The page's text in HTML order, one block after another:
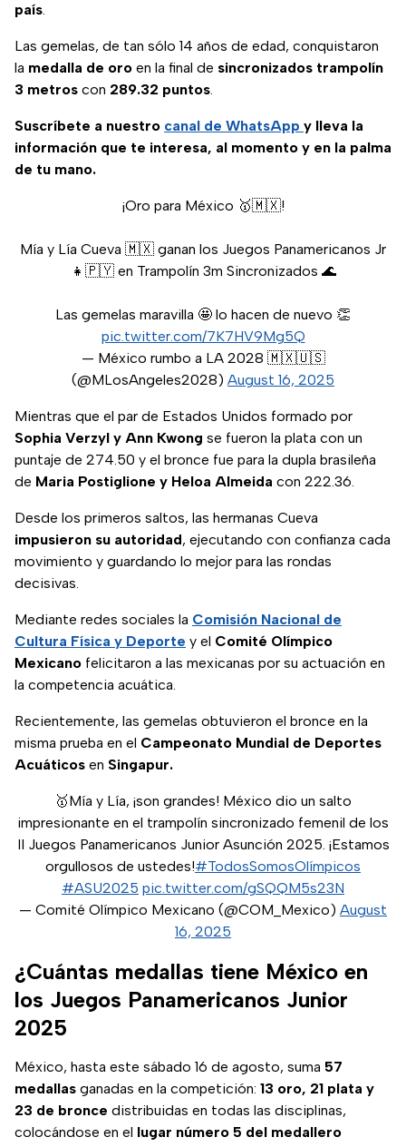
país.
Las gemelas, de tan sólo 14 años de edad, conquistaron
la medalla de oro en la final de sincronizados trampolín
3 metros con 289.32 puntos.
Suscríbete a nuestro canal de WhatsApp y lleva la
información que te interesa, al momento y en la palma
de tu mano.
¡Oro para México 🥇🇲🇽!
Mía y Lía Cueva 🇲🇽 ganan los Juegos Panamericanos Jr
👧🇵🇾 en Trampolín 3m Sincronizados 🌊
Las gemelas maravilla 🤩 lo hacen de nuevo 👏
pic.twitter.com/7K7HV9Mg5Q
— México rumbo a LA 2028 🇲🇽🇺🇸
(@MLosAngeles2028) August 16, 2025
Mientras que el par de Estados Unidos formado por
Sophia Verzyl y Ann Kwong se fueron la plata con un
puntaje de 274.50 y el bronce fue para la dupla brasileña
de Maria Postiglione y Heloa Almeida con 222.36.
Desde los primeros saltos, las hermanas Cueva
impusieron su autoridad, ejecutando con confianza cada
movimiento y guardando lo mejor para las rondas
decisivas.
Mediante redes sociales la Comisión Nacional de
Cultura Física y Deporte y el Comité Olímpico
Mexicano felicitaron a las mexicanas por su actuación en
la competencia acuática.
Recientemente, las gemelas obtuvieron el bronce en la
misma prueba en el Campeonato Mundial de Deportes
Acuáticos en Singapur.
🥇Mía y Lía, ¡son grandes! México dio un salto
impresionante en el trampolín sincronizado femenil de los
II Juegos Panamericanos Junior Asunción 2025. ¡Estamos
orgullosos de ustedes!#TodosSomosOlímpicos
#ASU2025 pic.twitter.com/gSQQM5s23N
— Comité Olímpico Mexicano (@COM_Mexico) August
16, 2025
¿Cuántas medallas tiene México en
los Juegos Panamericanos Junior
2025
México, hasta este sábado 16 de agosto, suma 57
medallas ganadas en la competición: 13 oro, 21 plata y
23 de bronce distribuidas en todas las disciplinas,
colocándose en el lugar número 5 del medallero